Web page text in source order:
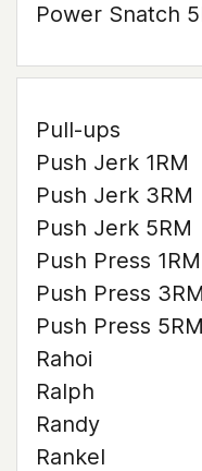
Power Snatch
Pull-ups
Push Jerk 1RM
Push Jerk 3RM
Push Jerk 5RM
Push Press 1RM
Push Press 3RM
Push Press 5RM
Rahoi
Ralph
Randy
Rankel